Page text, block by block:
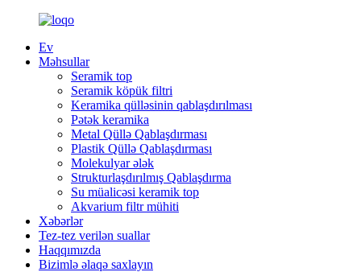
Ev
Məhsullar
Seramik top
Seramik köpük filtri
Keramika qülləsinin qablaşdırılması
Pətək keramika
Metal Qüllə Qablaşdırması
Plastik Qüllə Qablaşdırması
Molekulyar ələk
Strukturlaşdırılmış Qablaşdırma
Su müalicəsi keramik top
Akvarium filtr mühiti
Xəbərlər
Tez-tez verilən suallar
Haqqımızda
Bizimlə əlaqə saxlayın